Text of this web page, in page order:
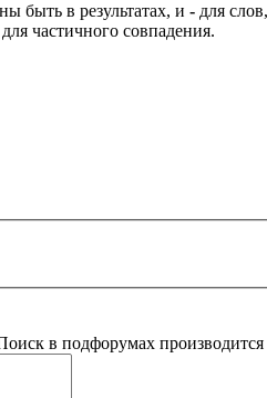
быть в результатах, и - для
частичного совпадения.
в подфорумах